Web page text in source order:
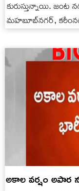
కురుస్తున్నాయి.
మహబూబ్‌నగర్‌,
అకాల వర్షం అపార